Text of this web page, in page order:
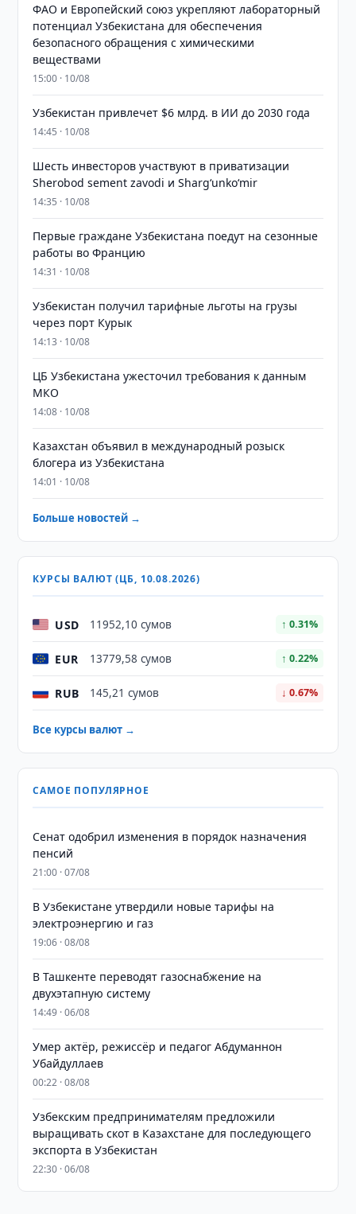
ФАО и Европейский союз укрепляют лабораторный
потенциал Узбекистана для обеспечения
безопасного обращения с химическими
веществами
15:00 · 10/08
Узбекистан привлечет $6 млрд. в ИИ до 2030 года
14:45 · 10/08
Шесть инвесторов участвуют в приватизации
Sherobod sement zavodi и Shargʻunkoʻmir
14:35 · 10/08
Первые граждане Узбекистана поедут на сезонные
работы во Францию
14:31 · 10/08
Узбекистан получил тарифные льготы на грузы
через порт Курык
14:13 · 10/08
ЦБ Узбекистана ужесточил требования к данным
МКО
14:08 · 10/08
Казахстан объявил в международный розыск
блогера из Узбекистана
14:01 · 10/08
Больше новостей →
КУРСЫ ВАЛЮТ (ЦБ, 10.08.2026)
USD 11952,10 сумов ↑ 0.31%
EUR 13779,58 сумов ↑ 0.22%
RUB 145,21 сумов ↓ 0.67%
Все курсы валют →
САМОЕ ПОПУЛЯРНОЕ
Сенат одобрил изменения в порядок назначения
пенсий
21:00 · 07/08
В Узбекистане утвердили новые тарифы на
электроэнергию и газ
19:06 · 08/08
В Ташкенте переводят газоснабжение на
двухэтапную систему
14:49 · 06/08
Умер актёр, режиссёр и педагог Абдуманнон
Убайдуллаев
00:22 · 08/08
Узбекским предпринимателям предложили
выращивать скот в Казахстане для последующего
экспорта в Узбекистан
22:30 · 06/08